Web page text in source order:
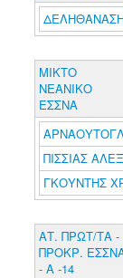
ΜΙΚΤΟ
ΝΕΑΝΙΚΟ
ΕΣΣΝΑ
ΠΙΣΣΙΑΣ
ΓΚΟΥΝΤΗΣ
ΑΤ. ΠΡΩΤ/ΤΑ -
ΠΡΟΚΡ.
- Α -14